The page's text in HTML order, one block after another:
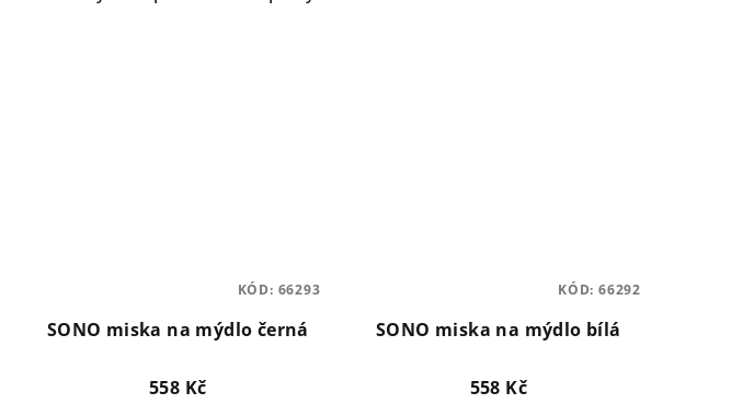
SONO miska na mýdlo černá
558 Kč
KÓD: 66293
SONO miska na mýdlo bílá
558 Kč
KÓD: 66292